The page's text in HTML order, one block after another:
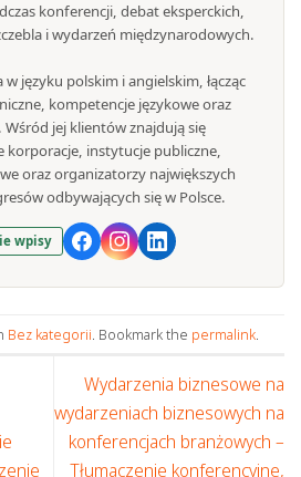
konferencji, debat eksperckich,
i wydarzeń międzynarodowych.
języku polskim i angielskim, łącząc
kompetencje językowe oraz
jej klientów znajdują się
korporacje, instytucje publiczne,
oraz organizatorzy największych
odbywających się w Polsce.
wpisy
Bez kategorii. Bookmark the permalink.
Wydarzenia biznesowe na
wydarzeniach biznesowych na
konferencjach branżowych –
Tłumaczenie konferencyjne,